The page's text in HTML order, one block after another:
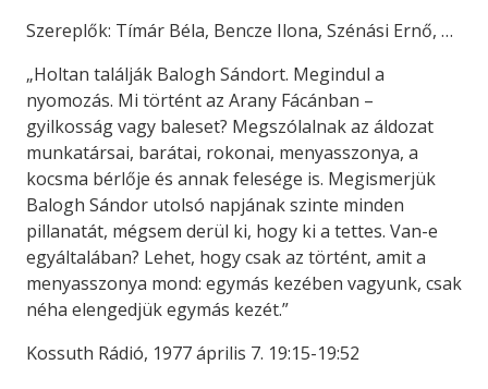
Szereplők: Tímár Béla, Bencze Ilona, Szénási Ernő, …
„Holtan találják Balogh Sándort. Megindul a
nyomozás. Mi történt az Arany Fácánban –
gyilkosság vagy baleset? Megszólalnak az áldozat
munkatársai, barátai, rokonai, menyasszonya, a
kocsma bérlője és annak felesége is. Megismerjük
Balogh Sándor utolsó napjának szinte minden
pillanatát, mégsem derül ki, hogy ki a tettes. Van-e
egyáltalában? Lehet, hogy csak az történt, amit a
menyasszonya mond: egymás kezében vagyunk, csak
néha elengedjük egymás kezét.”
Kossuth Rádió, 1977 április 7. 19:15-19:52